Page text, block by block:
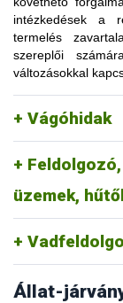
intézkedések a
termelés
szereplői
változásokkal
Vágóhidak
üzemek,
Állat-